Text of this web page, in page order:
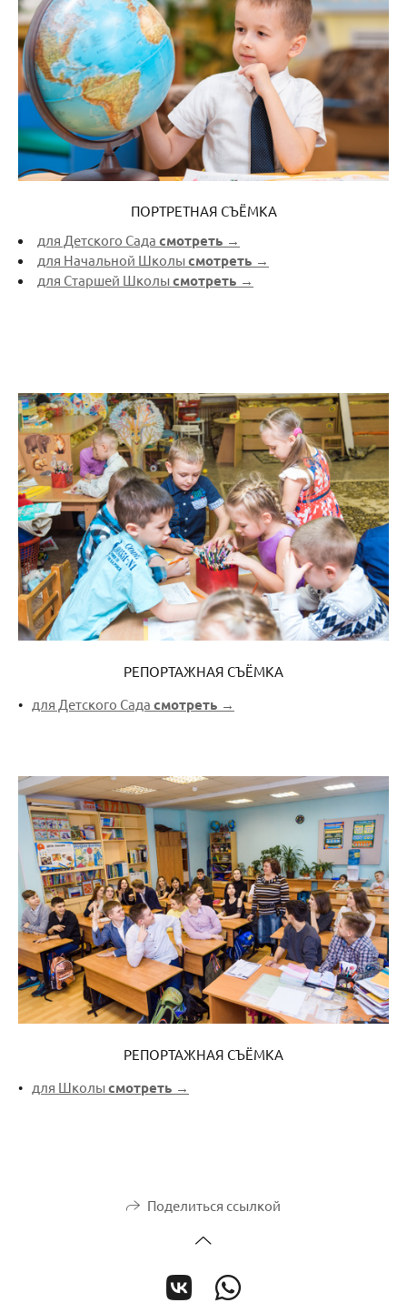
ПОРТРЕТНАЯ СЪЁМКА
для Детского Сада смотреть →
для Начальной Школысмотреть →
для Старшей Школысмотреть →
РЕПОРТАЖНАЯ СЪЁМКА
для Детского Сада смотреть →
РЕПОРТАЖНАЯ СЪЁМКА
для Школысмотреть →
Поделиться ссылкой